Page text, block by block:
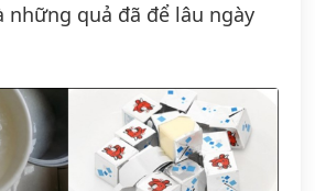
những quả đã để lâu ngày